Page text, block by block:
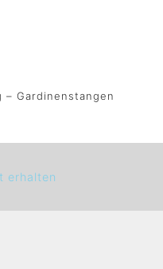
Gardinenstangen
erhalten